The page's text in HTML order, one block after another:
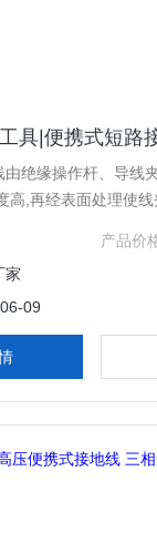
由绝缘操作杆、导线
高,再经表面处理使线
表光滑
产品价
家
09